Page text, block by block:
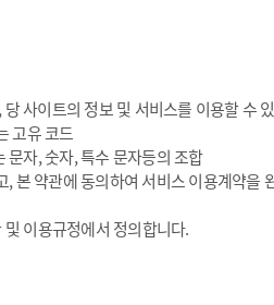
사이트의 정보 및 서비스를 이용할 수
고유 코드
문자, 숫자, 특수 문자등의 조합
본 약관에 동의하여 서비스 이용계약을
이용규정에서 정의합니다.